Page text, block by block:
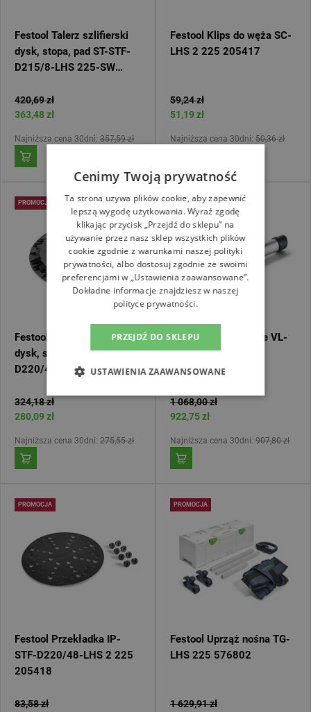
Festool Talerz szlifierski
dysk, stopa, pad ST-STF-
D215/8-LHS 225-SW
420,69 zł
363,48 zł
Najniższa cena 30dni: 357,59 zł
Festool Klips do węża SC-
LHS 2 225 205417
59,24 zł
51,19 zł
Najniższa cena 30dni: 50,36 zł
PROMOCJA
Festool Talerz szlifierski
dysk, stopa, pad ST-
D220/48-LHS 2 225
324,18 zł
280,09 zł
Najniższa cena 30dni: 275,55 zł
PROMOCJA
Festool Przedłużenie VL-
1 068,00 zł
922,75 zł
Najniższa cena 30dni: 907,80 zł
PROMOCJA
Festool Przekładka IP-
STF-D220/48-LHS 2 225
205418
83,58 zł
PROMOCJA
Festool Uprząż nośna TG-
LHS 225 576802
1 629,91 zł
Cenimy Twoją prywatność
Ta strona używa plików cookie, aby zapewnić
lepszą wygodę użytkowania. Wyraź zgodę
klikając przycisk „Przejdź do sklepu” na
używanie przez nasz sklep wszystkich plików
cookie zgodnie z warunkami naszej polityki
prywatności, albo dostosuj zgodnie ze swoimi
preferencjami w „Ustawienia zaawansowane”.
Dokładne informacje znajdziesz w naszej
polityce prywatności.
PRZEJDŹ DO SKLEPU
USTAWIENIA ZAAWANSOWANE